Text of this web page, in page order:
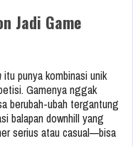
Jadi Game
itu punya kombinasi unik
Gamenya nggak
berubah-ubah tergantung
balapan downhill yang
serius atau casual—bisa